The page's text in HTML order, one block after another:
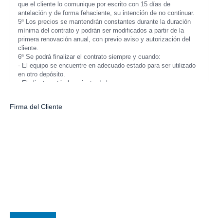
que el cliente lo comunique por escrito con 15 días de
antelación y de forma fehaciente, su intención de no continuar.
5ª Los precios se mantendrán constantes durante la duración
mínima del contrato y podrán ser modificados a partir de la
primera renovación anual, con previo aviso y autorización del
cliente.
6ª Se podrá finalizar el contrato siempre y cuando:
- El equipo se encuentre en adecuado estado para ser utilizado
en otro depósito.
- El cliente esté al corriente de los pagos.
pérdida o de uso negligente del equipo cedido por Grupo Idris
8ª El cliente se obliga a permitir que una vez al año Grupo Idris
Firma del Cliente